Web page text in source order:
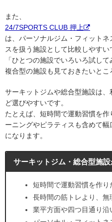
また、
24/7SPORTS CLUB 押上
は、パーソナルジム・フィット
スを扱う施設として比較しやすい
「ひとつの施設でいろいろ試し
複合型の施設も見ておきたいとこ
サーキットジムや総合型施設は
ど選びやすいです。
たとえば、短時間で運動習慣を
ーニングやピラティスも含めて
になります。
サーキットジム・総合型施
短時間で運動習慣を作り
長時間の筋トレより、無
業平方面や四つ目通り沿